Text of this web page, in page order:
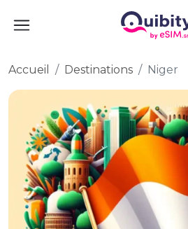
Accueil Destinations Niger